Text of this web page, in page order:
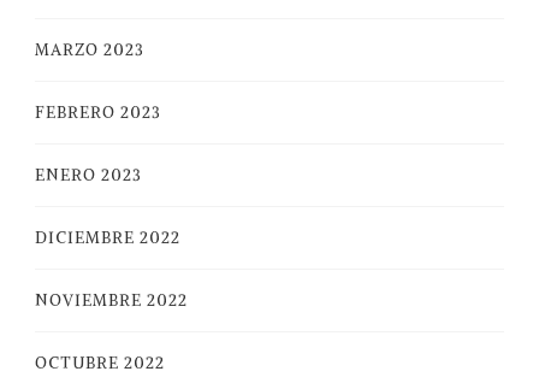
MARZO 2023
FEBRERO 2023
ENERO 2023
DICIEMBRE 2022
NOVIEMBRE 2022
OCTUBRE 2022